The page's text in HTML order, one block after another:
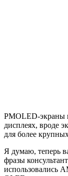
PMOLED-экраны
дисплеях, вроде
для более
Я думаю, теперь
фразы
использовались